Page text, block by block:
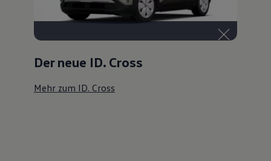
Der neue ID. Cross
Mehr zum ID. Cross